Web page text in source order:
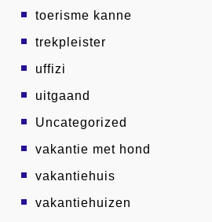
toerisme kanne
trekpleister
uffizi
uitgaand
Uncategorized
vakantie met hond
vakantiehuis
vakantiehuizen